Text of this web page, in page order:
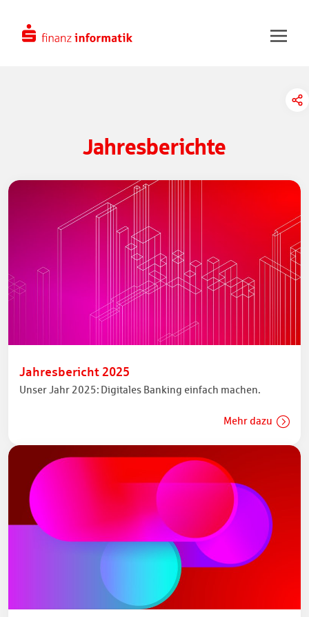
Jahresberichte
Jahresbericht 2025
Unser Jahr 2025: Digitales Banking einfach machen.
Mehr dazu